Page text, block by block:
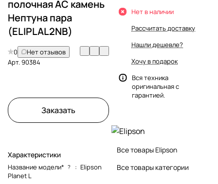
полочная АС камень
Нептуна пара
(ELIPLAL2NB)
0
Нет отзывов
Арт.90384
Заказать
Характеристики
Название модели* ? : Elipson
Planet L
Нет в наличии
Рассчитать доставку
Нашли дешевле?
Хочу в подарок
Вся техника
оригинальная с
гарантией.
Все товары Elipson
Все товары категории